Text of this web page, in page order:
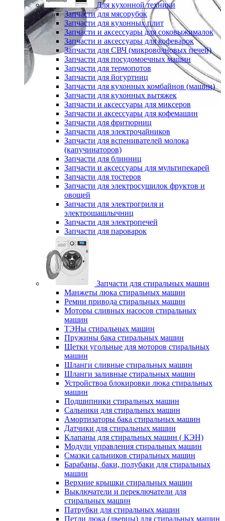
Для кухонной техники
Запчасти для мясорубок
Запчасти для кухонных плит
Запчасти и аксессуары для соковыжималок
Запчасти и аксессуары для кофеварок
Запчасти для СВЧ (микроволновых печей)
Запчасти для посудомоечных машин
Запчасти для термопотов
Запчасти для йогуртниц
Запчасти для кухонных комбайнов (машин)
Запчасти для кухонных вытяжек
Запчасти и аксессуары для миксеров
Запчасти и аксессуары для кофемашин
Запчасти для фритюрниц
Запчасти для электрочайников
Запчасти для вспенивателей молока
(капучинаторов)
Запчасти для блинниц
Запчасти и аксессуары для мультипекарей
Запчасти для тостеров
Запчасти для электросушилок фруктов и
овощей
Запчасти для электрогриля и
электрошашлычниц
Запчасти для электропечей
Запчасти для пароварок
Запчасти для стиральных машин
Манжеты люка стиральных машин
Ремни привода стиральных машин
Моторы сливных насосов стиральных
машин
ТЭНы стиральных машин
Пружины бака стиральных машин
Щетки угольные для моторов стиральных
машин
Шланги сливные стиральных машин
Шланги заливные стиральных машин
Устройствоа блокировки люка стиральных
машин
Подшипники стиральных машин
Сальники для стиральных машин
Амортизаторы бака стиральных машин
Датчики для стиральных машин
Клапаны для стиральных машин ( КЭН)
Модули управления стиральных машин
Смазки сальников стиральных машин
Барабаны, баки, полубаки для стиральных
машин
Верхние крышки стиральных машин
Выключатели и переключатели для
стиральных машин
Патрубки для стиральных машин
Петли люка (дверцы) для стиральных машин